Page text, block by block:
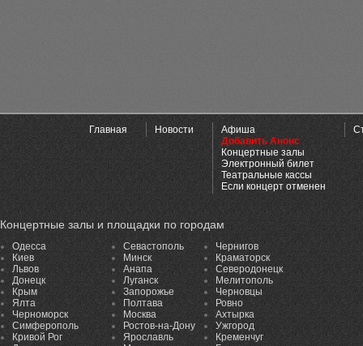
Главная Новости
Афиша
Добавить Анонс
Концертные залы
Электронный билет
Театральные кассы
Если концерт отменен
Концертные залы и площадки по городам
Одесса
Киев
Львов
Донецк
Крым
Ялта
Черноморск
Симферополь
Кривой Рог
Севастополь
Минск
Анапа
Луганск
Запорожье
Полтава
Москва
Ростов-на-Дону
Ярославль
Чернигов
Краматорск
Северодонецк
Мелитополь
Черновцы
Ровно
Ахтырка
Ужгород
Кременчуг